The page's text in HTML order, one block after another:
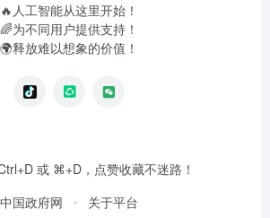
🔥人工智能从这里开始！
🌈为不同用户提供支持！
🌍释放难以想象的价值！
或 ⌘+D，点赞收藏不迷路！
中国政府网
关于平台